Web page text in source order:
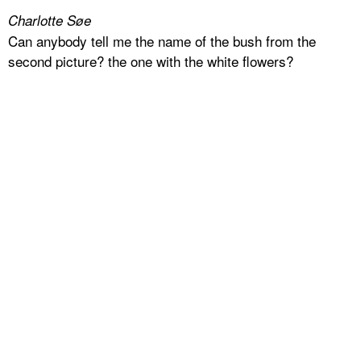
Charlotte Søe
Can anybody tell me the name of the bush from the
second picture? the one with the white flowers?